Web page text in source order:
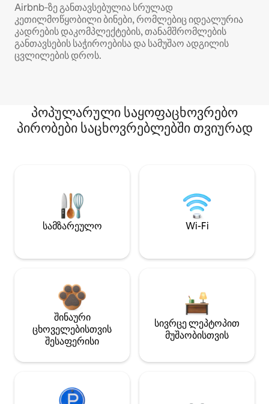
Airbnb‑ზე განთავსებულია სრულად
კეთილმოწყობილი ბინები, რომლებიც იდეალურია
კადრების დაკომპლექტების, თანამშრომლების
განთავსების საჭიროებისა და სამუშაო ადგილის
ცვლილების დროს.
პოპულარული საყოფაცხოვრებო
პირობები საცხოვრებლებში თვიურად
სამზარეულო Wi-Fi
შინაური
ცხოველებისთვის
შესაფერისი
სივრცე ლეპტოპით
მუშაობისთვის